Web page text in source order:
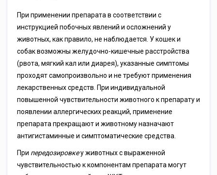
При применении препарата в соответствии с
инструкцией побочных явлений и осложнений у
животных, как правило, не наблюдается. У кошек и
собак возможны желудочно-кишечные расстройства
(рвота, мягкий кал или диарея), указанные симптомы
проходят самопроизвольно и не требуют применения
лекарственных средств. При индивидуальной
повышенной чувствительности животного к препарату и
появлении аллергических реакций, применение
препарата прекращают и животному назначают
антигистаминные и симптоматические средства.
При передозировкеу животных с выраженной
чувствительностью к компонентам препарата могут